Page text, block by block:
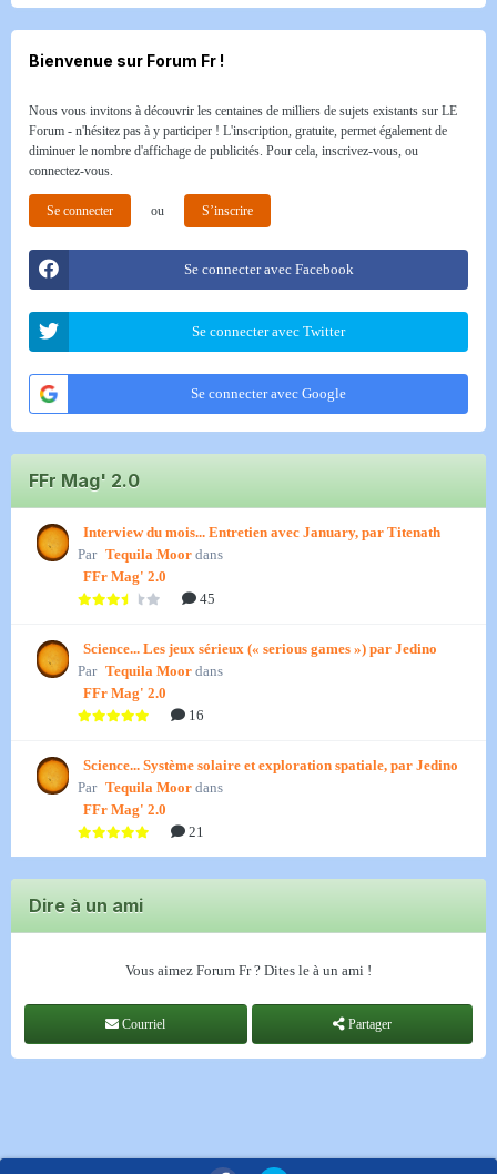
Bienvenue sur Forum Fr !
Nous vous invitons à découvrir les centaines de milliers de sujets existants sur LE
Forum - n'hésitez pas à y participer ! L'inscription, gratuite, permet également de
diminuer le nombre d'affichage de publicités. Pour cela, inscrivez-vous, ou
connectez-vous.
Se connecter ou S’inscrire
Se connecter avec Facebook
Se connecter avec Twitter
Se connecter avec Google
FFr Mag' 2.0
Interview du mois... Entretien avec January, par Titenath
Par Tequila Moor dans
FFr Mag' 2.0
45
Science... Les jeux sérieux (« serious games ») par Jedino
Par Tequila Moor dans
FFr Mag' 2.0
16
Science... Système solaire et exploration spatiale, par Jedino
Par Tequila Moor dans
FFr Mag' 2.0
21
Dire à un ami
Vous aimez Forum Fr ? Dites le à un ami !
Courriel Partager